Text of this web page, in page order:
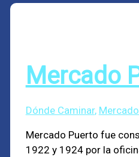
Mercado
Dónde Caminar,
Mercado Puerto fue
1922 y 1924 por la